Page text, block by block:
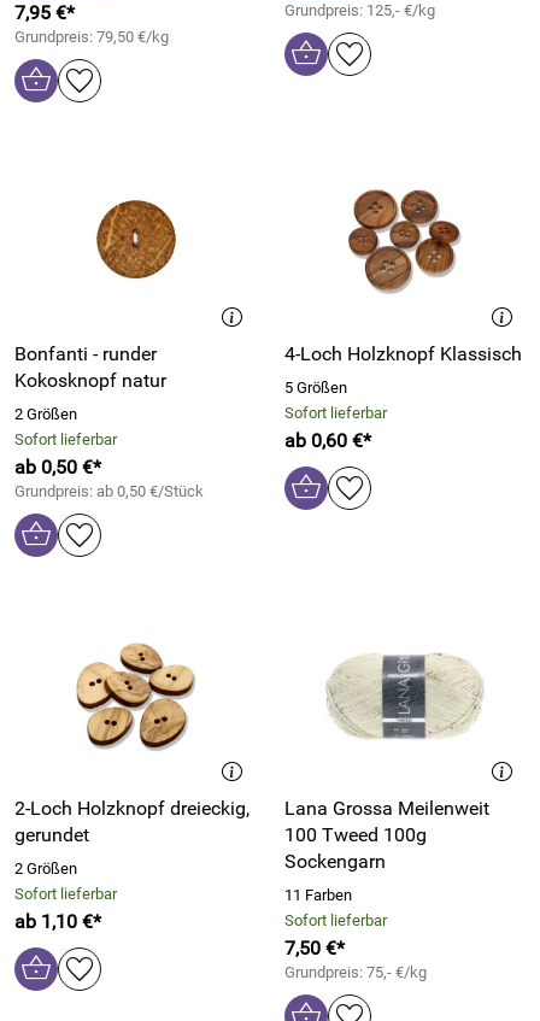
7,95 €*
Grundpreis: 79,50 €/kg
Grundpreis: 125,- €/kg
Bonfanti - runder
Kokosknopf natur
2 Größen
Sofort lieferbar
ab 0,50 €*
Grundpreis: ab 0,50 €/Stück
4-Loch Holzknopf Klassisch
5 Größen
Sofort lieferbar
ab 0,60 €*
2-Loch Holzknopf dreieckig,
gerundet
2 Größen
Sofort lieferbar
ab 1,10 €*
Lana Grossa Meilenweit
100 Tweed 100g
Sockengarn
11 Farben
Sofort lieferbar
7,50 €*
Grundpreis: 75,- €/kg